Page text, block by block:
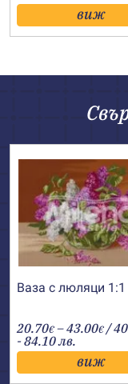
виж
Ваза с люляци 1:1
20.70€ –43.00€ /
- 84.10 лв.
виж